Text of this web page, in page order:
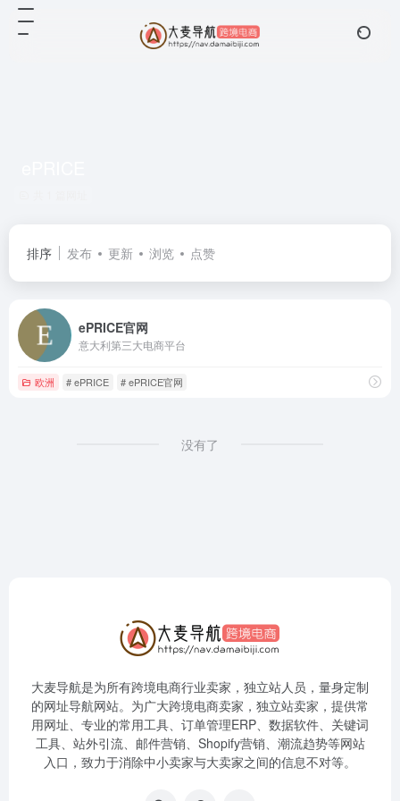
排序 发布 更新 浏览 点赞
ePRICE官网
意大利第三大电商平台
欧洲 # ePRICE # ePRICE官网
没有了
大麦导航是为所有跨境电商行业卖家，独立站人员，量身定制
的网址导航网站。为广大跨境电商卖家，独立站卖家，提供常
用网址、专业的常用工具、订单管理ERP、数据软件、关键词
工具、站外引流、邮件营销、Shopify营销、潮流趋势等网站
入口，致力于消除中小卖家与大卖家之间的信息不对等。